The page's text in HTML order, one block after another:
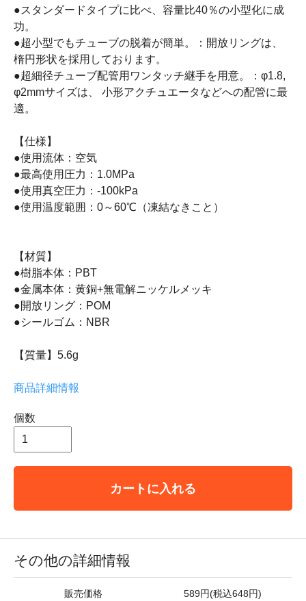
●スタンダードタイプに比べ、容量比40％の小型化に成
功。
●超小型でもチューブの脱着が簡単。：開放リングは、
楕円形状を採用しております。
●超細径チューブ配管用ワンタッチ継手を用意。：φ1.8,
φ2mmサイズは、 小形アクチュエータなどへの配管に最
適。
【仕様】
●使用流体：空気
●最高使用圧力：1.0MPa
●使用真空圧力：-100kPa
●使用温度範囲：0～60℃（凍結なきこと）
【材質】
●樹脂本体：PBT
●金属本体：黄銅+無電解ニッケルメッキ
●開放リング：POM
●シールゴム：NBR
【質量】5.6g
商品詳細情報
個数
カートに入れる
その他の詳細情報
販売価格 589円(税込648円)